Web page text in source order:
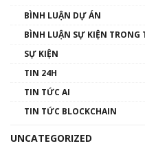
BÌNH LUẬN DỰ ÁN
BÌNH LUẬN SỰ KIỆN TRONG
SỰ KIỆN
TIN 24H
TIN TỨC AI
TIN TỨC BLOCKCHAIN
UNCATEGORIZED